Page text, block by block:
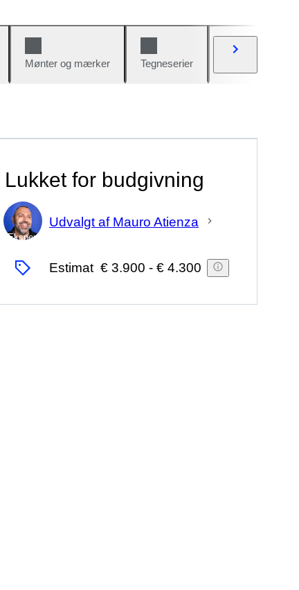
Mønter og mærker Tegneserier
Lukket for budgivning
Ekspert
Udvalgt af Mauro Atienza
Estimat € 3.900 - € 4.300